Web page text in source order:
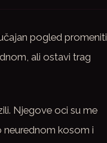
pogled promeniti
ali ostavi trag
Njegove oci su me
neurednom kosom i